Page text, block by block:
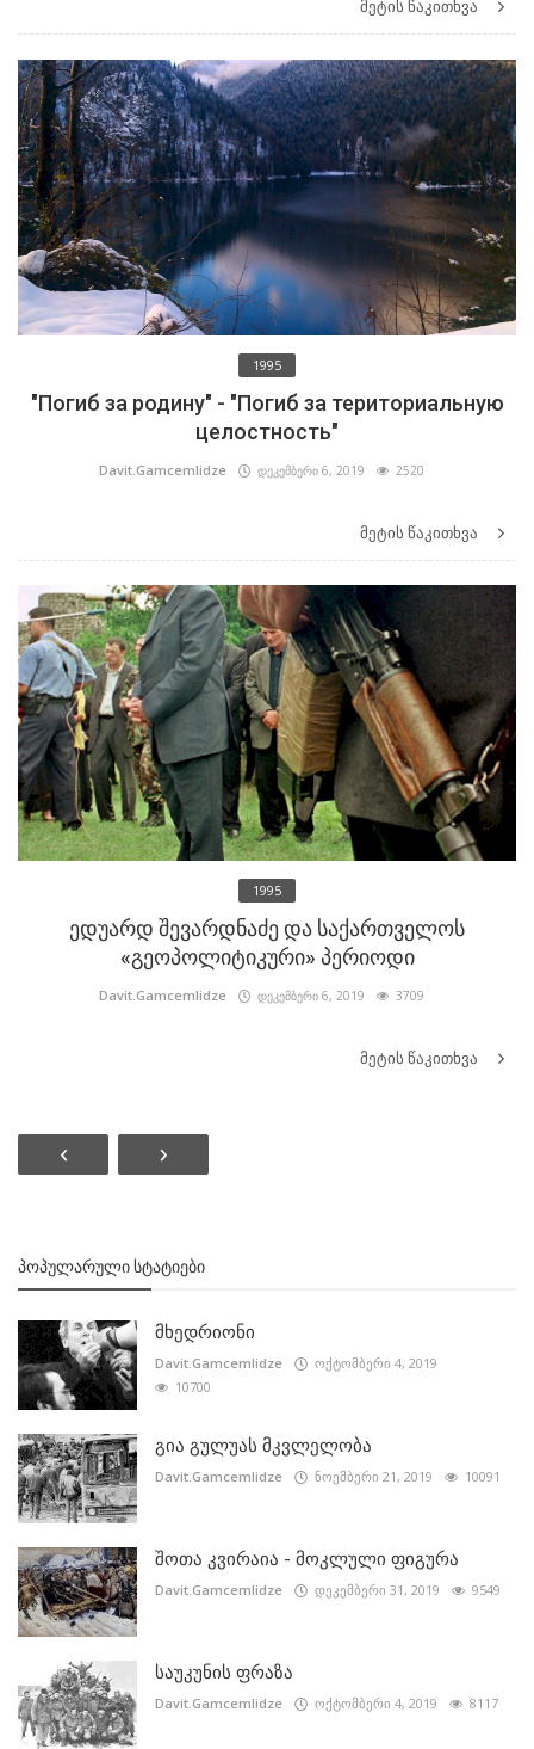
მეტის წაკითხვა
1995
"Погиб за родину" - "Погиб за териториальную
целостность"
Davit.Gamcemlidze დეკემბერი 6, 2019 2520
მეტის წაკითხვა
1995
ედუარდ შევარდნაძე და საქართველოს
«გეოპოლიტიკური» პერიოდი
Davit.Gamcemlidze დეკემბერი 6, 2019 3709
მეტის წაკითხვა
‹ ›
ᲞᲝᲞᲣᲚᲐᲠᲣᲚᲘ ᲡᲢᲐᲢᲘᲔᲑᲘ
მხედრიონი
Davit.Gamcemlidze
ოქტომბერი 4, 2019
10700
გია გულუას მკვლელობა
Davit.Gamcemlidze ნოემბერი 21, 2019 10091
შოთა კვირაია - მოკლული ფიგურა
Davit.Gamcemlidze დეკემბერი 31, 2019 9549
საუკუნის ფრაზა
Davit.Gamcemlidze ოქტომბერი 4, 2019 8117